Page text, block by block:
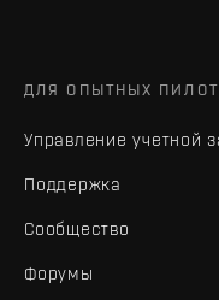
ДЛЯ ОПЫТНЫХ
Управление учетной
Поддержка
Сообщество
Форумы